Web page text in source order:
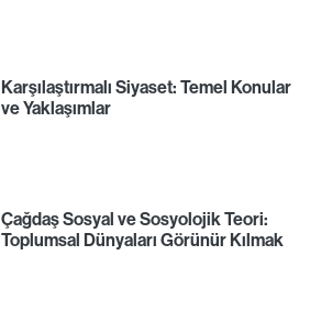
Karşılaştırmalı Siyaset: Temel Konular
ve Yaklaşımlar
Çağdaş Sosyal ve Sosyolojik Teori:
Toplumsal Dünyaları Görünür Kılmak